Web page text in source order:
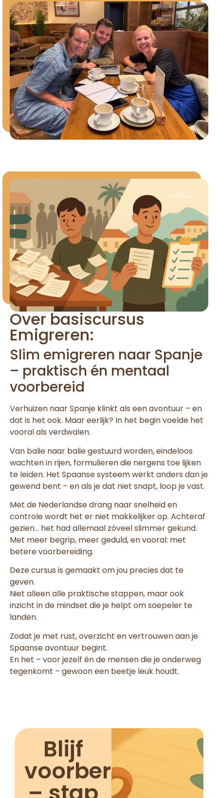
Over basiscursus
Emigreren:
Slim emigreren naar Spanje
– praktisch én mentaal
voorbereid
Verhuizen naar Spanje klinkt als een avontuur – en
dat is het ook. Maar eerlijk? In het begin voelde het
vooral als verdwalen.
Van balie naar balie gestuurd worden, eindeloos
wachten in rijen, formulieren die nergens toe lijken
te leiden. Het Spaanse systeem werkt anders dan je
gewend bent – en als je dat niet snapt, loop je vast.
Met de Nederlandse drang naar snelheid en
controle wordt het er niet makkelijker op. Achteraf
gezien… het had allemaal zóveel slimmer gekund.
Met meer begrip, meer geduld, en vooral: met
betere voorbereiding.
Deze cursus is gemaakt om jou precies dat te
geven.
Niet alleen alle praktische stappen, maar ook
inzicht in de mindset die je helpt om soepeler te
landen.
Zodat je met rust, overzicht en vertrouwen aan je
Spaanse avontuur begint.
En het – voor jezelf én de mensen die je onderweg
tegenkomt – gewoon een beetje leuk houdt.
Blijf
voorbereid